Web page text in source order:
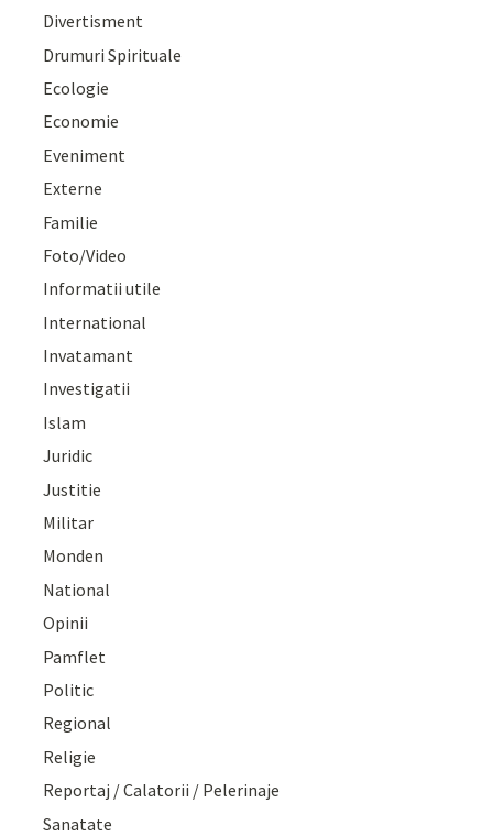
Divertisment
Drumuri Spirituale
Ecologie
Economie
Eveniment
Externe
Familie
Foto/Video
Informatii utile
International
Invatamant
Investigatii
Islam
Juridic
Justitie
Militar
Monden
National
Opinii
Pamflet
Politic
Regional
Religie
Reportaj / Calatorii / Pelerinaje
Sanatate